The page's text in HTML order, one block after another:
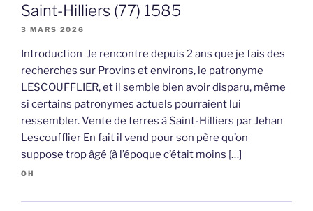
Saint-Hilliers (77) 1585
3 MARS 2026
Introduction Je rencontre depuis 2 ans que je fais des
recherches sur Provins et environs, le patronyme
LESCOUFFLIER, et il semble bien avoir disparu, même
si certains patronymes actuels pourraient lui
ressembler. Vente de terres à Saint-Hilliers par Jehan
Lescoufflier En fait il vend pour son père qu’on
suppose trop âgé (à l’époque c’était moins […]
OH